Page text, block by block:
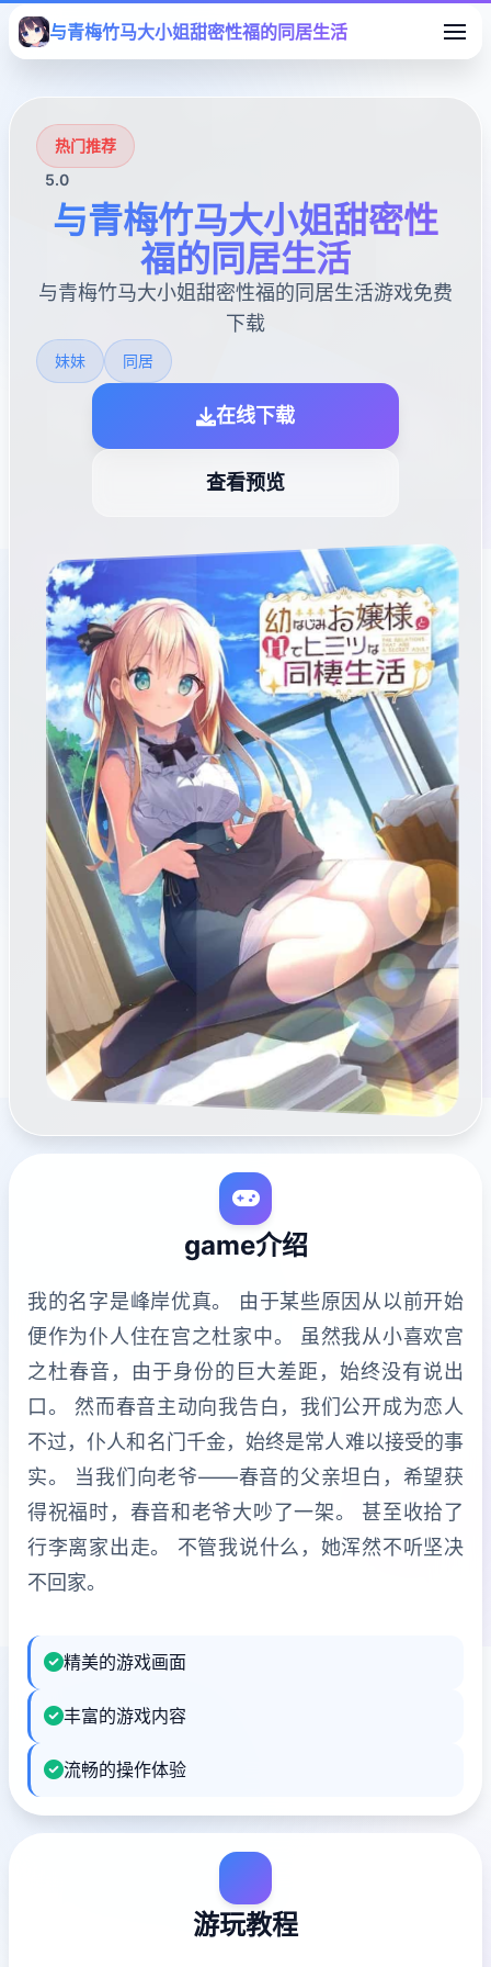
与青梅竹马大小姐甜密性福的同居生活
热门推荐
5.0
与青梅竹马大小姐甜密性
福的同居生活
与青梅竹马大小姐甜密性福的同居生活游戏免费
下载
妹妹 同居
在线下载
查看预览
game介绍
我的名字是峰岸优真。 由于某些原因从以前开始
便作为仆人住在宫之杜家中。 虽然我从小喜欢宫
之杜春音，由于身份的巨大差距，始终没有说出
口。 然而春音主动向我告白，我们公开成为恋人
不过，仆人和名门千金，始终是常人难以接受的事
实。 当我们向老爷——春音的父亲坦白，希望获
得祝福时，春音和老爷大吵了一架。 甚至收拾了
行李离家出走。 不管我说什么，她浑然不听坚决
不回家。
精美的游戏画面
丰富的游戏内容
流畅的操作体验
游玩教程